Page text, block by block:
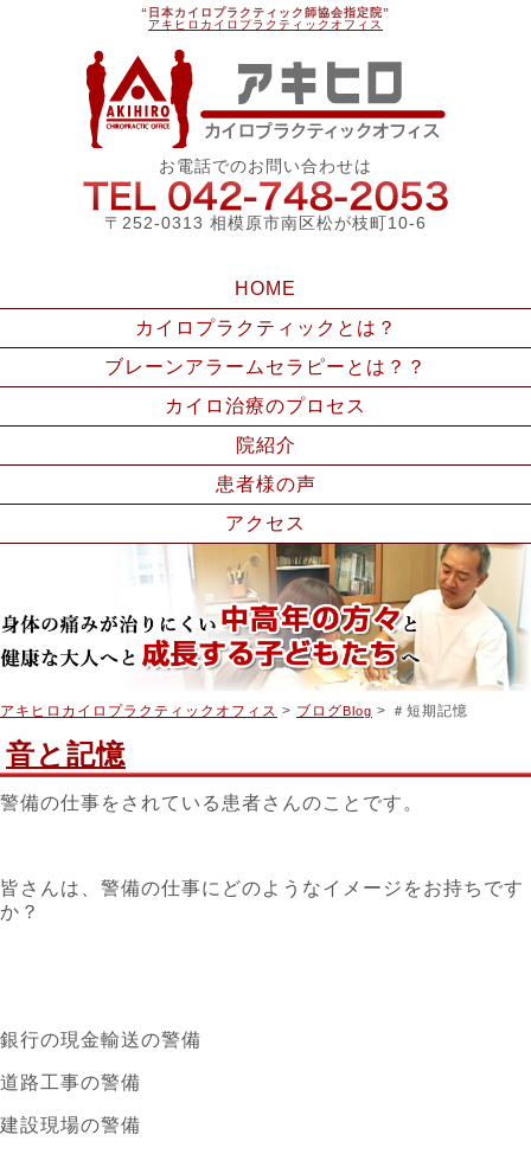
“日本カイロプラクティック師協会指定院”
アキヒロカイロプラクティックオフィス
お電話でのお問い合わせは
〒252-0313 相模原市南区松が枝町10-6
HOME
カイロプラクティックとは？
ブレーンアラームセラピーとは？？
カイロ治療のプロセス
院紹介
患者様の声
アクセス
アキヒロカイロプラクティックオフィス > ブログ Blog > ＃短期記憶
音と記憶
警備の仕事をされている患者さんのことです。
皆さんは、警備の仕事にどのようなイメージをお持ちです
か？
銀行の現金輸送の警備
道路工事の警備
建設現場の警備